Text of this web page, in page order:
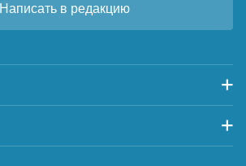
Написать в редакцию